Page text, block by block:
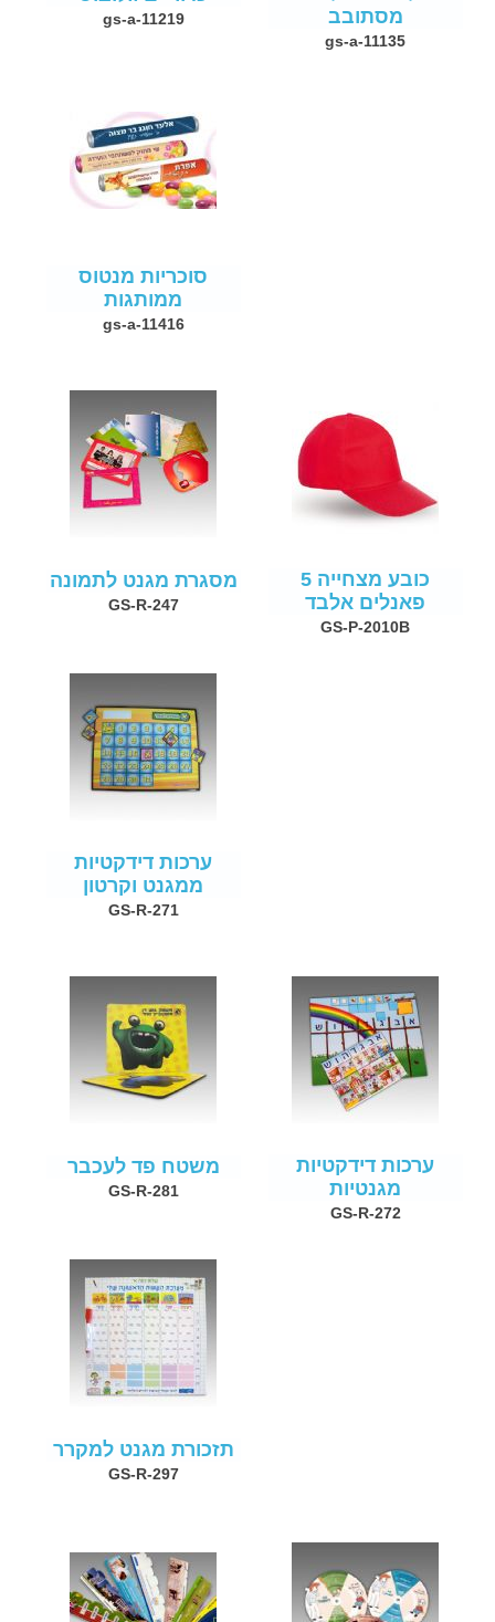
מסתובב
gs-a-11135
gs-a-11219
סוכריות מנטוס
ממותגות
gs-a-11416
כובע מצחייה 5
פאנלים אלבד
GS-P-2010B
מסגרת מגנט לתמונה
GS-R-247
ערכות דידקטיות
ממגנט וקרטון
GS-R-271
ערכות דידקטיות
מגנטיות
GS-R-272
משטח פד לעכבר
GS-R-281
תזכורת מגנט למקרר
GS-R-297